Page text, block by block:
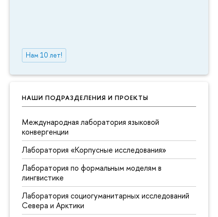
Нам 10 лет!
НАШИ ПОДРАЗДЕЛЕНИЯ И ПРОЕКТЫ
Международная лаборатория языковой
конвергенции
Лаборатория «Корпусные исследования»
Лаборатория по формальным моделям в
лингвистике
Лаборатория социогуманитарных исследований
Севера и Арктики